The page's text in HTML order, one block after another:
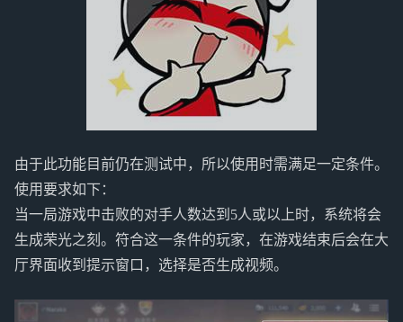
由于此功能目前仍在测试中，所以使用时需满足一定条件。
使用要求如下：
当一局游戏中击败的对手人数达到5人或以上时，系统将会
生成荣光之刻。符合这一条件的玩家，在游戏结束后会在大
厅界面收到提示窗口，选择是否生成视频。